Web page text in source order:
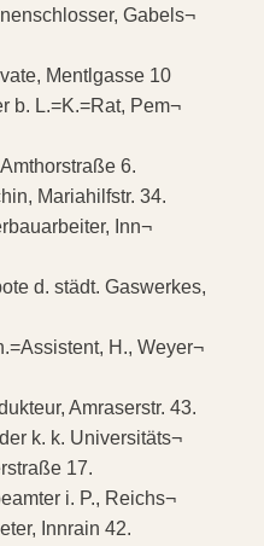
Gabels¬
Mentlgasse 10
b. L.=K.=Rat, Pem¬
6.
Mariahilfstr. 34.
Inn¬
d. städt. Gaswerkes,
H., Weyer¬
Amraserstr. 43.
k. k. Universitäts¬
17.
i. P., Reichs¬
Innrain 42.